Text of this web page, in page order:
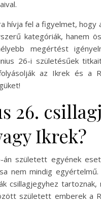
hívja fel a figyelmet, hogy
kategóriák, hanem
megértést
26-i születésűek
az Ikrek és a
26.
Ikrek?
án született egyének
nem mindig
csillagjegyhez
született emberek a